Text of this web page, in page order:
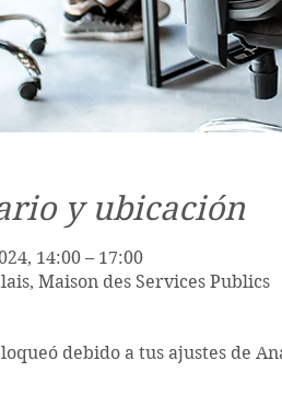
y ubicación
14:00 – 17:00
Maison des Services Publics
debido a tus ajustes de